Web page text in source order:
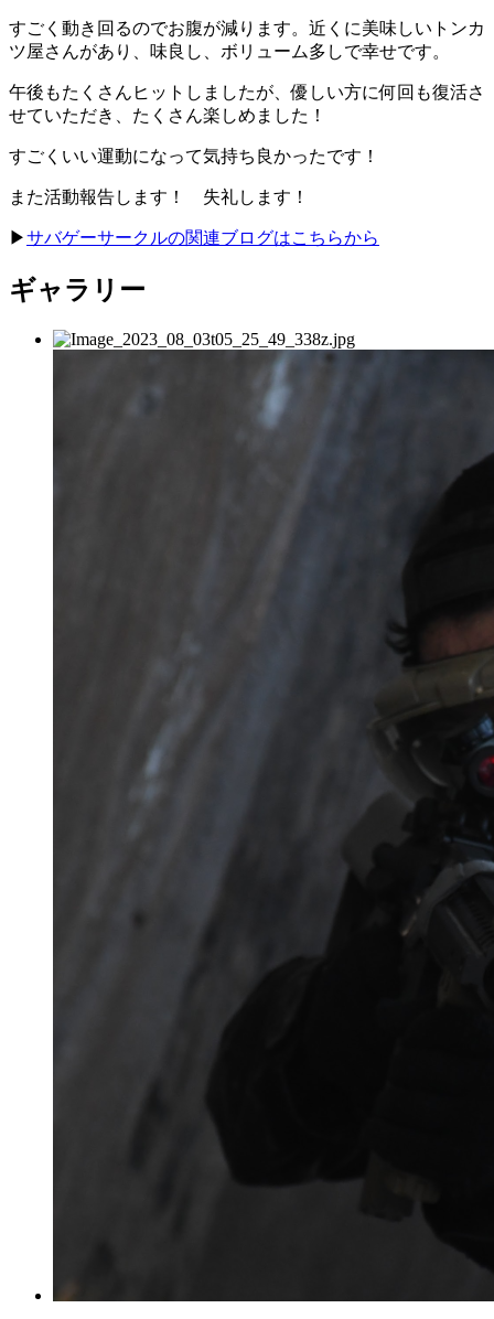
すごく動き回るのでお腹が減ります。近くに美味しいトンカ
ツ屋さんがあり、味良し、ボリューム多しで幸せです。
午後もたくさんヒットしましたが、優しい方に何回も復活さ
せていただき、たくさん楽しめました！
すごくいい運動になって気持ち良かったです！
また活動報告します！ 失礼します！
▶︎サバゲーサークルの関連ブログはこちらから
ギャラリー